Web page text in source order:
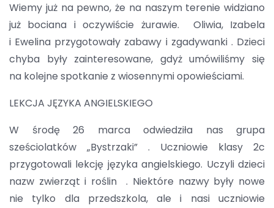
Wiemy już na pewno, że na naszym terenie widziano
już bociana i oczywiście żurawie. Oliwia, Izabela
i Ewelina przygotowały zabawy i zgadywanki . Dzieci
chyba były zainteresowane, gdyż umówiliśmy się
na kolejne spotkanie z wiosennymi opowieściami.
LEKCJA JĘZYKA ANGIELSKIEGO
W środę 26 marca odwiedziła nas grupa
sześciolatków „Bystrzaki” . Uczniowie klasy 2c
przygotowali lekcję języka angielskiego. Uczyli dzieci
nazw zwierząt i roślin . Niektóre nazwy były nowe
nie tylko dla przedszkola, ale i nasi uczniowie